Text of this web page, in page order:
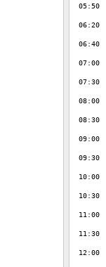
05:50
06:20
06:40
07:00
07:30
08:00
08:30
09:00
09:30
10:00
10:30
11:00
11:30
12:00